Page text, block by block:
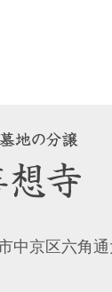
中京区六角通